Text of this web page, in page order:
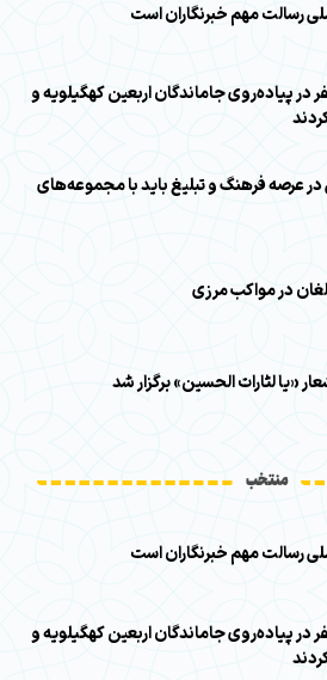
رسالت مهم خبرنگاران است
هزار نفر در پیاده‌روی جاماندگان اربعین کهگیلویه و
عرصه فرهنگ و تبلیغ باید با مجموعه‌های
در مواکب مرزی
منتخب
رسالت مهم خبرنگاران است
هزار نفر در پیاده‌روی جاماندگان اربعین کهگیلویه و